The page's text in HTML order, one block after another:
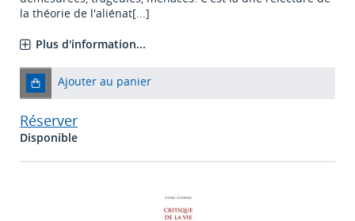
la théorie de l'aliénat[...]
Plus d'information...
Ajouter au panier
Réserver
Disponible